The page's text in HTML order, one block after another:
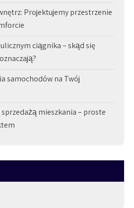
Projektujemy przestrzenie
ciągnika – skąd się
samochodów na Twój
mieszkania – proste